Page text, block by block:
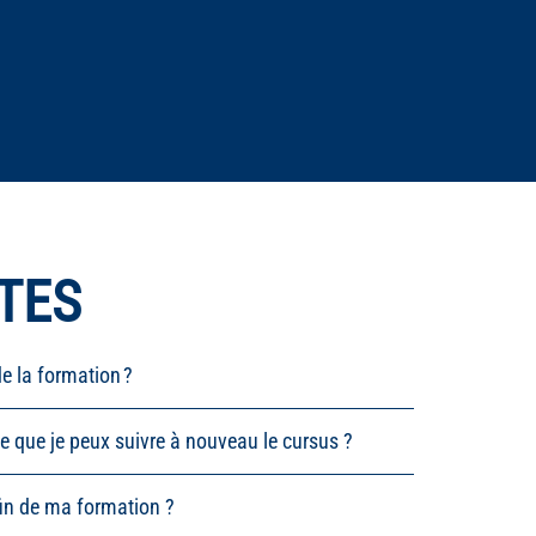
la formation ?
que je peux suivre à nouveau le cursus ?
de ma formation ?